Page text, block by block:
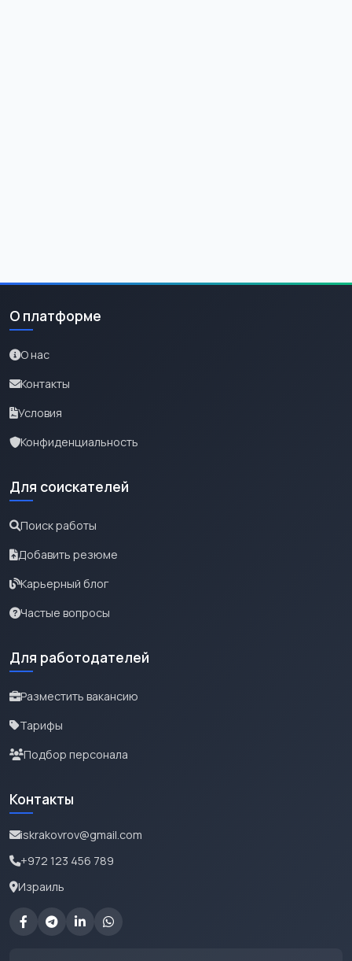
О платформе
О нас
Контакты
Условия
Конфиденциальность
Для соискателей
Поиск работы
Добавить резюме
Карьерный блог
Частые вопросы
Для работодателей
Разместить вакансию
Тарифы
Подбор персонала
Контакты
iskrakovrov@gmail.com
+972 123 456 789
Израиль